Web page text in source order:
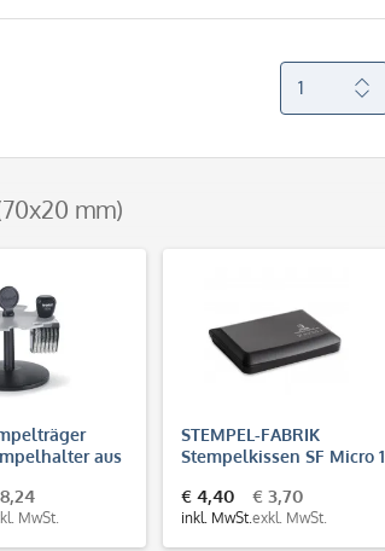
mm)
aus
MwSt.
STEMPEL-FABRIK
Stempelkissen SF Micro 1
€ 4,40
inkl. MwSt.
€ 3,70
exkl. MwSt.